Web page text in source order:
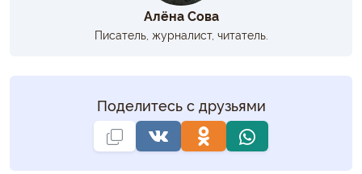
Алёна Сова
Писатель, журналист, читатель.
Поделитесь с друзьями